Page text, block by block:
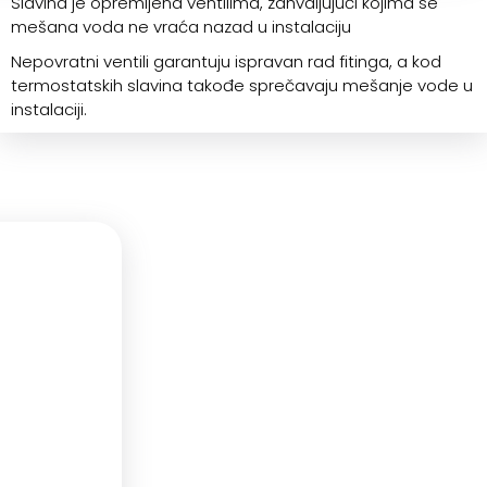
mešana voda ne vraća nazad u instalaciju
Nepovratni ventili garantuju ispravan rad fitinga, a kod
termostatskih slavina takođe sprečavaju mešanje vode u
instalaciji.